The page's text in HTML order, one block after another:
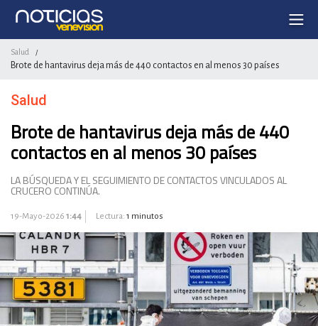
Salud /
Brote de hantavirus deja más de 440 contactos en al menos 30 países
Salud
Brote de hantavirus deja más de 440
contactos en al menos 30 países
LA BÚSQUEDA Y EL SEGUIMIENTO DE CONTACTOS VINCULADOS AL
CRUCERO CONTINÚA.
19-Mayo-2026 1:44 Lectura: 1 minutos